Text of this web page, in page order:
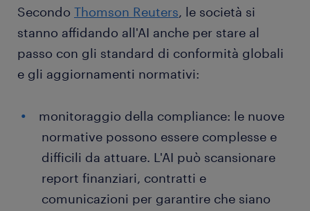
Secondo Thomson Reuters, le società si
stanno affidando all'AI anche per stare al
passo con gli standard di conformità globali
e gli aggiornamenti normativi:
monitoraggio della compliance: le nuove
normative possono essere complesse e
difficili da attuare. L'AI può scansionare
report finanziari, contratti e
comunicazioni per garantire che siano